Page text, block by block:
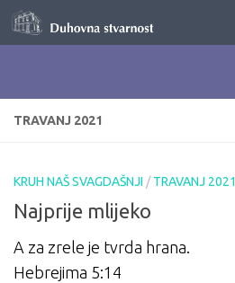
Skip to content
TRAVANJ 2021
KRUH NAŠ SVAGDAŠNJI /TRAVANJ 2021
Najprije mlijeko
A za zrele je tvrda hrana.
Hebrejima 5:14